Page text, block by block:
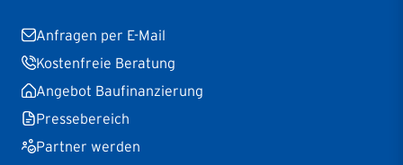
Anfragen per E-Mail
Kostenfreie Beratung
Angebot Baufinanzierung
Pressebereich
Partner werden